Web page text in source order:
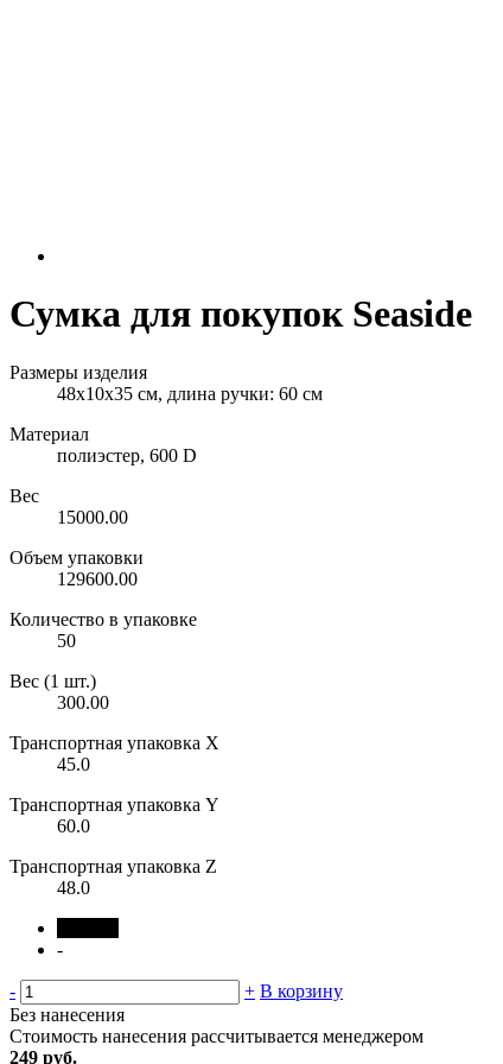
Сумка для покупок Seaside
Размеры изделия
48х10x35 см, длина ручки: 60 см
Материал
полиэстер, 600 D
Вес
15000.00
Объем упаковки
129600.00
Количество в упаковке
50
Вес (1 шт.)
300.00
Транспортная упаковка X
45.0
Транспортная упаковка Y
60.0
Транспортная упаковка Z
48.0
-
- + В корзину
Без нанесения
Стоимость нанесения рассчитывается менеджером
249 руб.